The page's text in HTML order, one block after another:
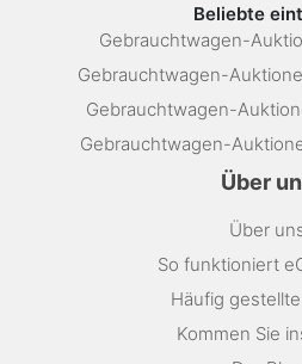
Beliebte
Gebrauchtwagen-
Gebrauchtwagen-
Gebrauchtwagen-
Gebrauchtwagen-
Über
Über
So funktioniert
Häufig
Kommen Sie